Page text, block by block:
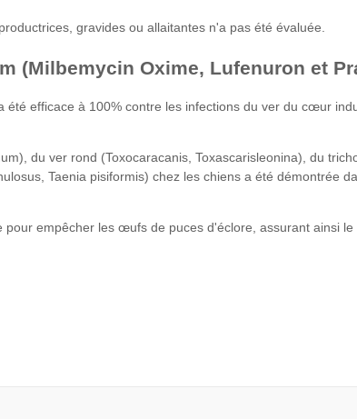
gravides ou allaitantes n'a pas été évaluée.
(Milbemycin Oxime, Lufenuron et
efficace à 100% contre les infections du ver du cœur
du ver rond (Toxocaracanis, Toxascarisleonina), du
Taenia pisiformis) chez les chiens a été démontrée
empêcher les œufs de puces d'éclore, assurant ainsi le